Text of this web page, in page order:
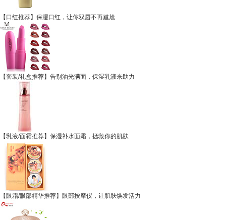
【口红推荐】保湿口红，让你双唇不再尴尬
【套装/礼盒推荐】告别油光满面，保湿乳液来助力
【乳液/面霜推荐】保湿补水面霜，拯救你的肌肤
【眼霜/眼部精华推荐】眼部按摩仪，让肌肤焕发活力